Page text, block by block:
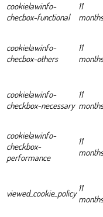
cookielawinfo-
checbox-functional
11
months
cookielawinfo-
checbox-others
11
months
cookielawinfo-
checkbox-necessary
11
months
cookielawinfo-
checkbox-
performance
11
months
viewed_cookie_policy 11
months